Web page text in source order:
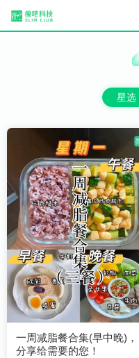
星选
分享给需要的您！